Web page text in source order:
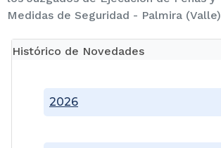
Medidas de Seguridad - Palmira (Valle)
Histórico de Novedades
2026